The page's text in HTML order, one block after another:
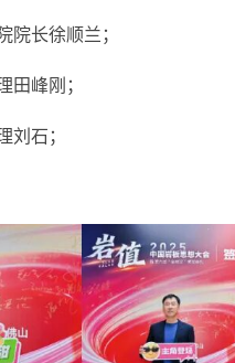
院长徐顺兰；
田峰刚；
刘石；